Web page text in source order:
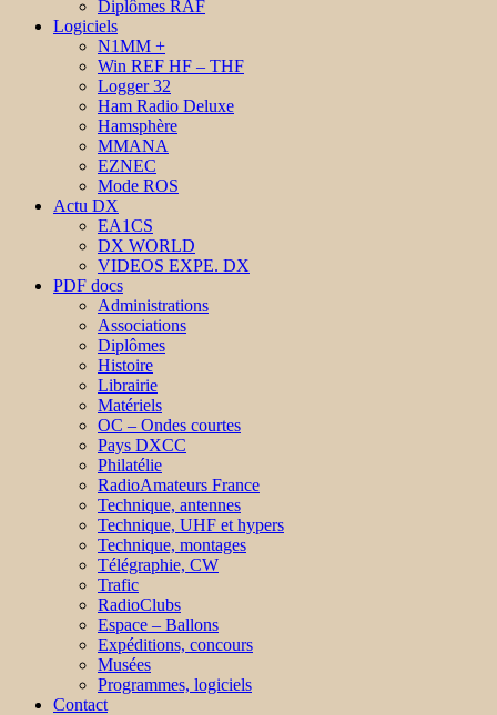
Diplômes RAF
Logiciels
N1MM +
Win REF HF – THF
Logger 32
Ham Radio Deluxe
Hamsphère
MMANA
EZNEC
Mode ROS
Actu DX
EA1CS
DX WORLD
VIDEOS EXPE. DX
PDF docs
Administrations
Associations
Diplômes
Histoire
Librairie
Matériels
OC – Ondes courtes
Pays DXCC
Philatélie
RadioAmateurs France
Technique, antennes
Technique, UHF et hypers
Technique, montages
Télégraphie, CW
Trafic
RadioClubs
Espace – Ballons
Expéditions, concours
Musées
Programmes, logiciels
Contact